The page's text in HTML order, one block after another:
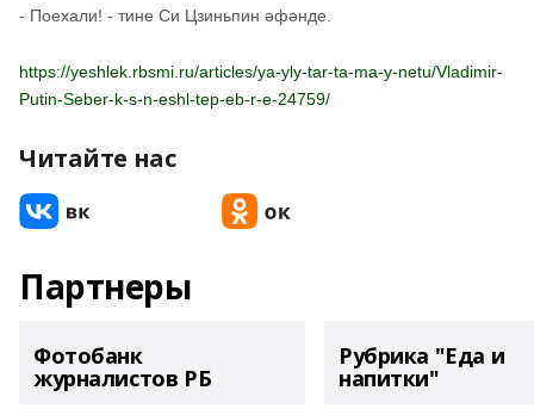
- Поехали! - тине Си Цзиньпин әфәнде.
https://yeshlek.rbsmi.ru/articles/ya-yly-tar-ta-ma-y-netu/Vladimir-
Putin-Seber-k-s-n-eshl-tep-eb-r-e-24759/
Читайте нас
Партнеры
Фотобанк
журналистов РБ
Рубрика "Еда и
напитки"